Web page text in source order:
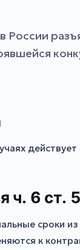
России
ч. 6 ст.
сроки
к